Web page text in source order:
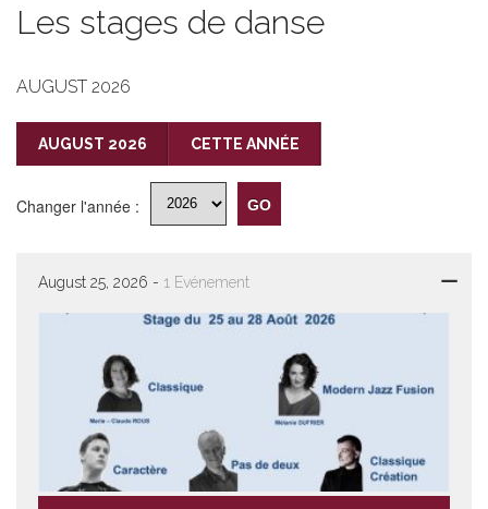
Les stages de danse
AUGUST 2026
AUGUST 2026 CETTE ANNÉE
Changer l'année :
August 25, 2026 - 1 Evénement